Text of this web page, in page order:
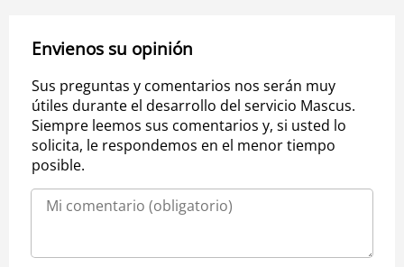
Envienos su opinión
Sus preguntas y comentarios nos serán muy
útiles durante el desarrollo del servicio Mascus.
Siempre leemos sus comentarios y, si usted lo
solicita, le respondemos en el menor tiempo
posible.